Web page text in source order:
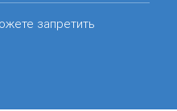
запретить